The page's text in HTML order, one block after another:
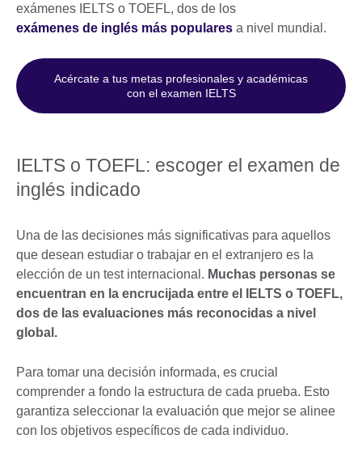
exámenes IELTS o TOEFL, dos de los
exámenes de inglés más populares a nivel mundial.
Acércate a tus metas profesionales y académicas
con el examen IELTS
IELTS o TOEFL: escoger el examen de
inglés indicado
Una de las decisiones más significativas para aquellos
que desean estudiar o trabajar en el extranjero es la
elección de un test internacional. Muchas personas se
encuentran en la encrucijada entre el IELTS o TOEFL,
dos de las evaluaciones más reconocidas a nivel
global.
Para tomar una decisión informada, es crucial
comprender a fondo la estructura de cada prueba. Esto
garantiza seleccionar la evaluación que mejor se alinee
con los objetivos específicos de cada individuo.